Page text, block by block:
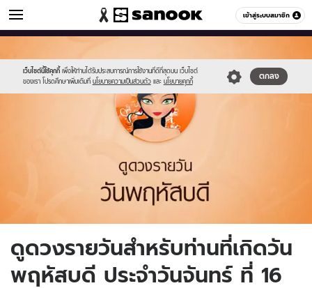
เข้าสู่ระบบสมาชิก
ดูดวง หมวดอื่นๆ
เว็บไซต์นี้ใช้คุกกี้ เพื่อให้ท่านได้รับประสบการณ์การใช้งานที่ดีที่สุดบน เว็บไซต์
ของเรา โปรดศึกษาเพิ่มเติมที่ นโยบายความเป็นส่วนตัว และ นโยบายคุกกี้
ตกลง
//s.isanook.com/sr/0/images/logo-
new-
sanook.png
//s.isanook.com/ho/0/ud/fxd/day/5_thu.jpg
ดูดวงรายวันสำหรับท่านที่เกิดวัน
พฤหัสบดี ประจำวันจันทร์ ที่ 16